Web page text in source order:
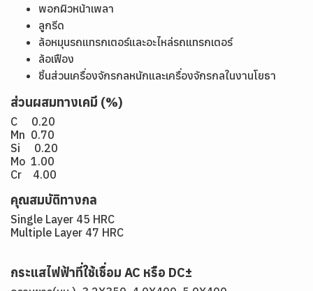
พอกผิวหน้าเพลา
ลูกรีด
ล้อหมุนรถแทรกเตอร์และอะไหล่รถแทรกเตอร์
ล้อเฟือง
ชิ้นส่วนเครื่องจักรกลหนักและเครื่องจักรกลในงานโยธา
ส่วนผสมทางเคมี (%)
C 0.20
Mn 0.70
Si 0.20
Mo 1.00
Cr 4.00
คุณสมบัติทางกล
Single Layer 45 HRC
Multiple Layer 47 HRC
กระแสไฟฟ้าที่ใช้เชื่อม AC หรือ DC±